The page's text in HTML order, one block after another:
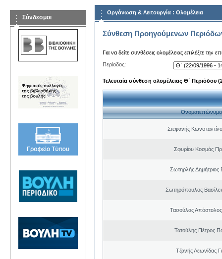
Σύνδεσμοι
Οργάνωση & Λειτουργία : Ολομέλεια
Σύνθεση Προηγούμενων
Για να δείτε συνθέσεις ολομέλειας επιλέξτε την
Περίοδος:
Τελευταία σύνθεση ολομέλειας Θ΄ Περιόδου
Ονοματεπώνυμο
Στεφανής
Σφυρίου Κοσμάς
Σωτηρλής Δημήτριος
Σωτηρόπουλος
Τασούλας Απόστολος
Τατούλης Πέτρος
Τζανής Λεωνίδας